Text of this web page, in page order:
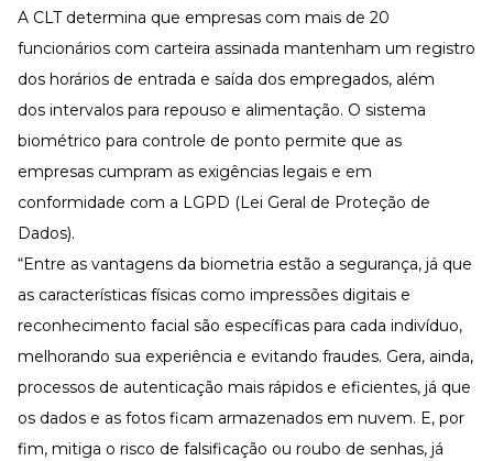
Todos os Materiais Gratuitos
Confira nossos materiais
Aprofunde seu conhecimento
Ferramentas e Templates
Infográfico
Conteúdo prático e rápido
Materiais centralizados
Lives
Newsletters
A CLT determina que empresas com mais de 20
funcionários com carteira assinada mantenham um registro
dos horários de entrada e saída dos empregados, além
dos intervalos para repouso e alimentação. O sistema
biométrico para controle de ponto permite que as
empresas cumpram as exigências legais e em
conformidade com a LGPD (Lei Geral de Proteção de
Dados).
“Entre as vantagens da biometria estão a segurança, já que
as características físicas como impressões digitais e
reconhecimento facial são específicas para cada indivíduo,
melhorando sua experiência e evitando fraudes. Gera, ainda,
processos de autenticação mais rápidos e eficientes, já que
os dados e as fotos ficam armazenados em nuvem. E, por
fim, mitiga o risco de falsificação ou roubo de senhas, já